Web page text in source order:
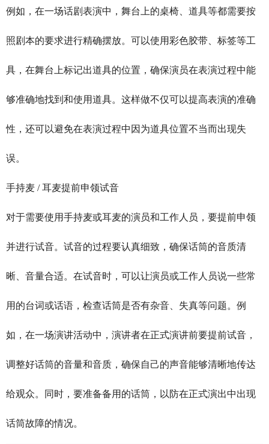
例如，在一场话剧表演中，舞台上的桌椅、道具等都需要按
照剧本的要求进行精确摆放。可以使用彩色胶带、标签等工
具，在舞台上标记出道具的位置，确保演员在表演过程中能
够准确地找到和使用道具。这样做不仅可以提高表演的准确
性，还可以避免在表演过程中因为道具位置不当而出现失
误。
手持麦 / 耳麦提前申领试音
对于需要使用手持麦或耳麦的演员和工作人员，要提前申领
并进行试音。试音的过程要认真细致，确保话筒的音质清
晰、音量合适。在试音时，可以让演员或工作人员说一些常
用的台词或话语，检查话筒是否有杂音、失真等问题。例
如，在一场演讲活动中，演讲者在正式演讲前要提前试音，
调整好话筒的音量和音质，确保自己的声音能够清晰地传达
给观众。同时，要准备备用的话筒，以防在正式演出中出现
话筒故障的情况。